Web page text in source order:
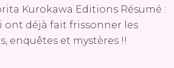
Kurokawa Editions Résumé :
ont déjà fait frissonner les
enquêtes et mystères !!